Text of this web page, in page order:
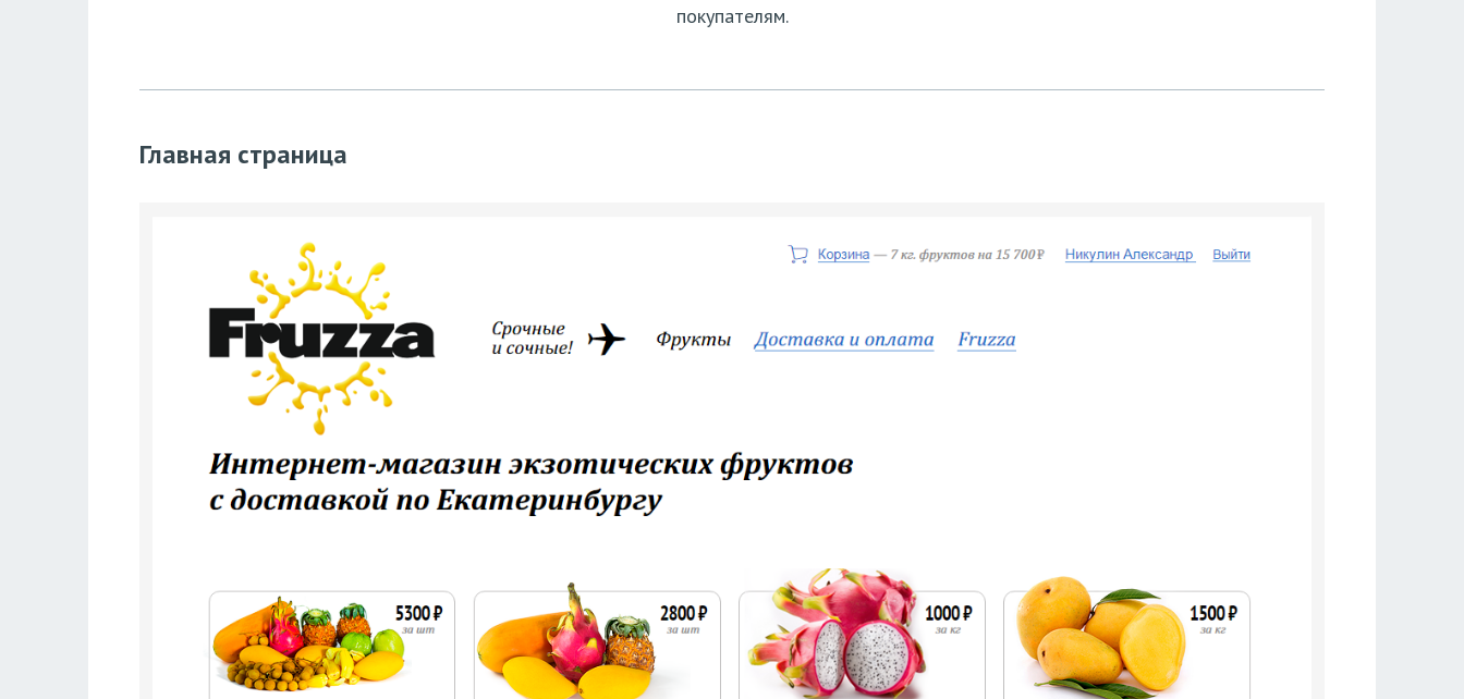
покупателям.
Главная страница